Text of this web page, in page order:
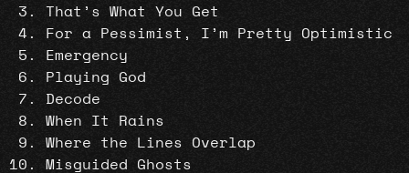
That’s What You Get
For a Pessimist, I’m Pretty Optimistic
Emergency
Playing God
Decode
When It Rains
Where the Lines Overlap
Misguided Ghosts